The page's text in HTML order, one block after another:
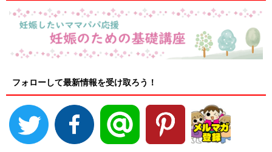
フォローして最新情報を受け取ろう！